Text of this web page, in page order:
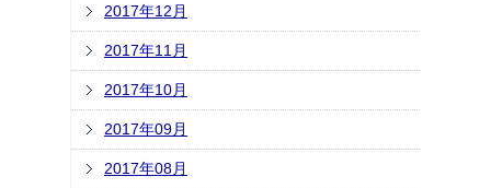
2017年12月
2017年11月
2017年10月
2017年09月
2017年08月